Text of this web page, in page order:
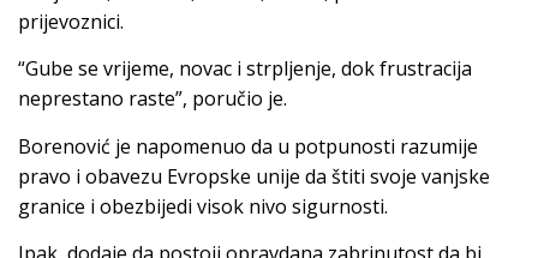
prijevoznici.
“Gube se vrijeme, novac i strpljenje, dok frustracija
neprestano raste”, poručio je.
Borenović je napomenuo da u potpunosti razumije
pravo i obavezu Evropske unije da štiti svoje vanjske
granice i obezbijedi visok nivo sigurnosti.